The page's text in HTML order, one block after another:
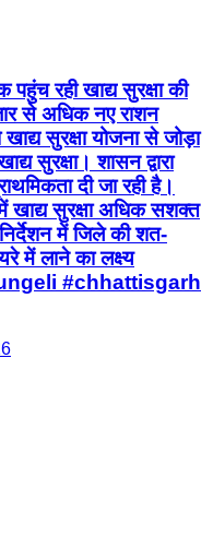
पहुंच रही खाद्य सुरक्षा की
से अधिक नए राशन
सुरक्षा योजना से जोड़ा
सुरक्षा। शासन द्वारा
दी जा रही है।
खाद्य सुरक्षा अधिक सशक्त
में जिले की शत-
में लाने का लक्ष्य
#chhattisgarh